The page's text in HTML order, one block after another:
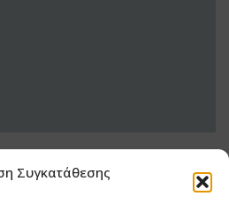
Συγκατάθεσης